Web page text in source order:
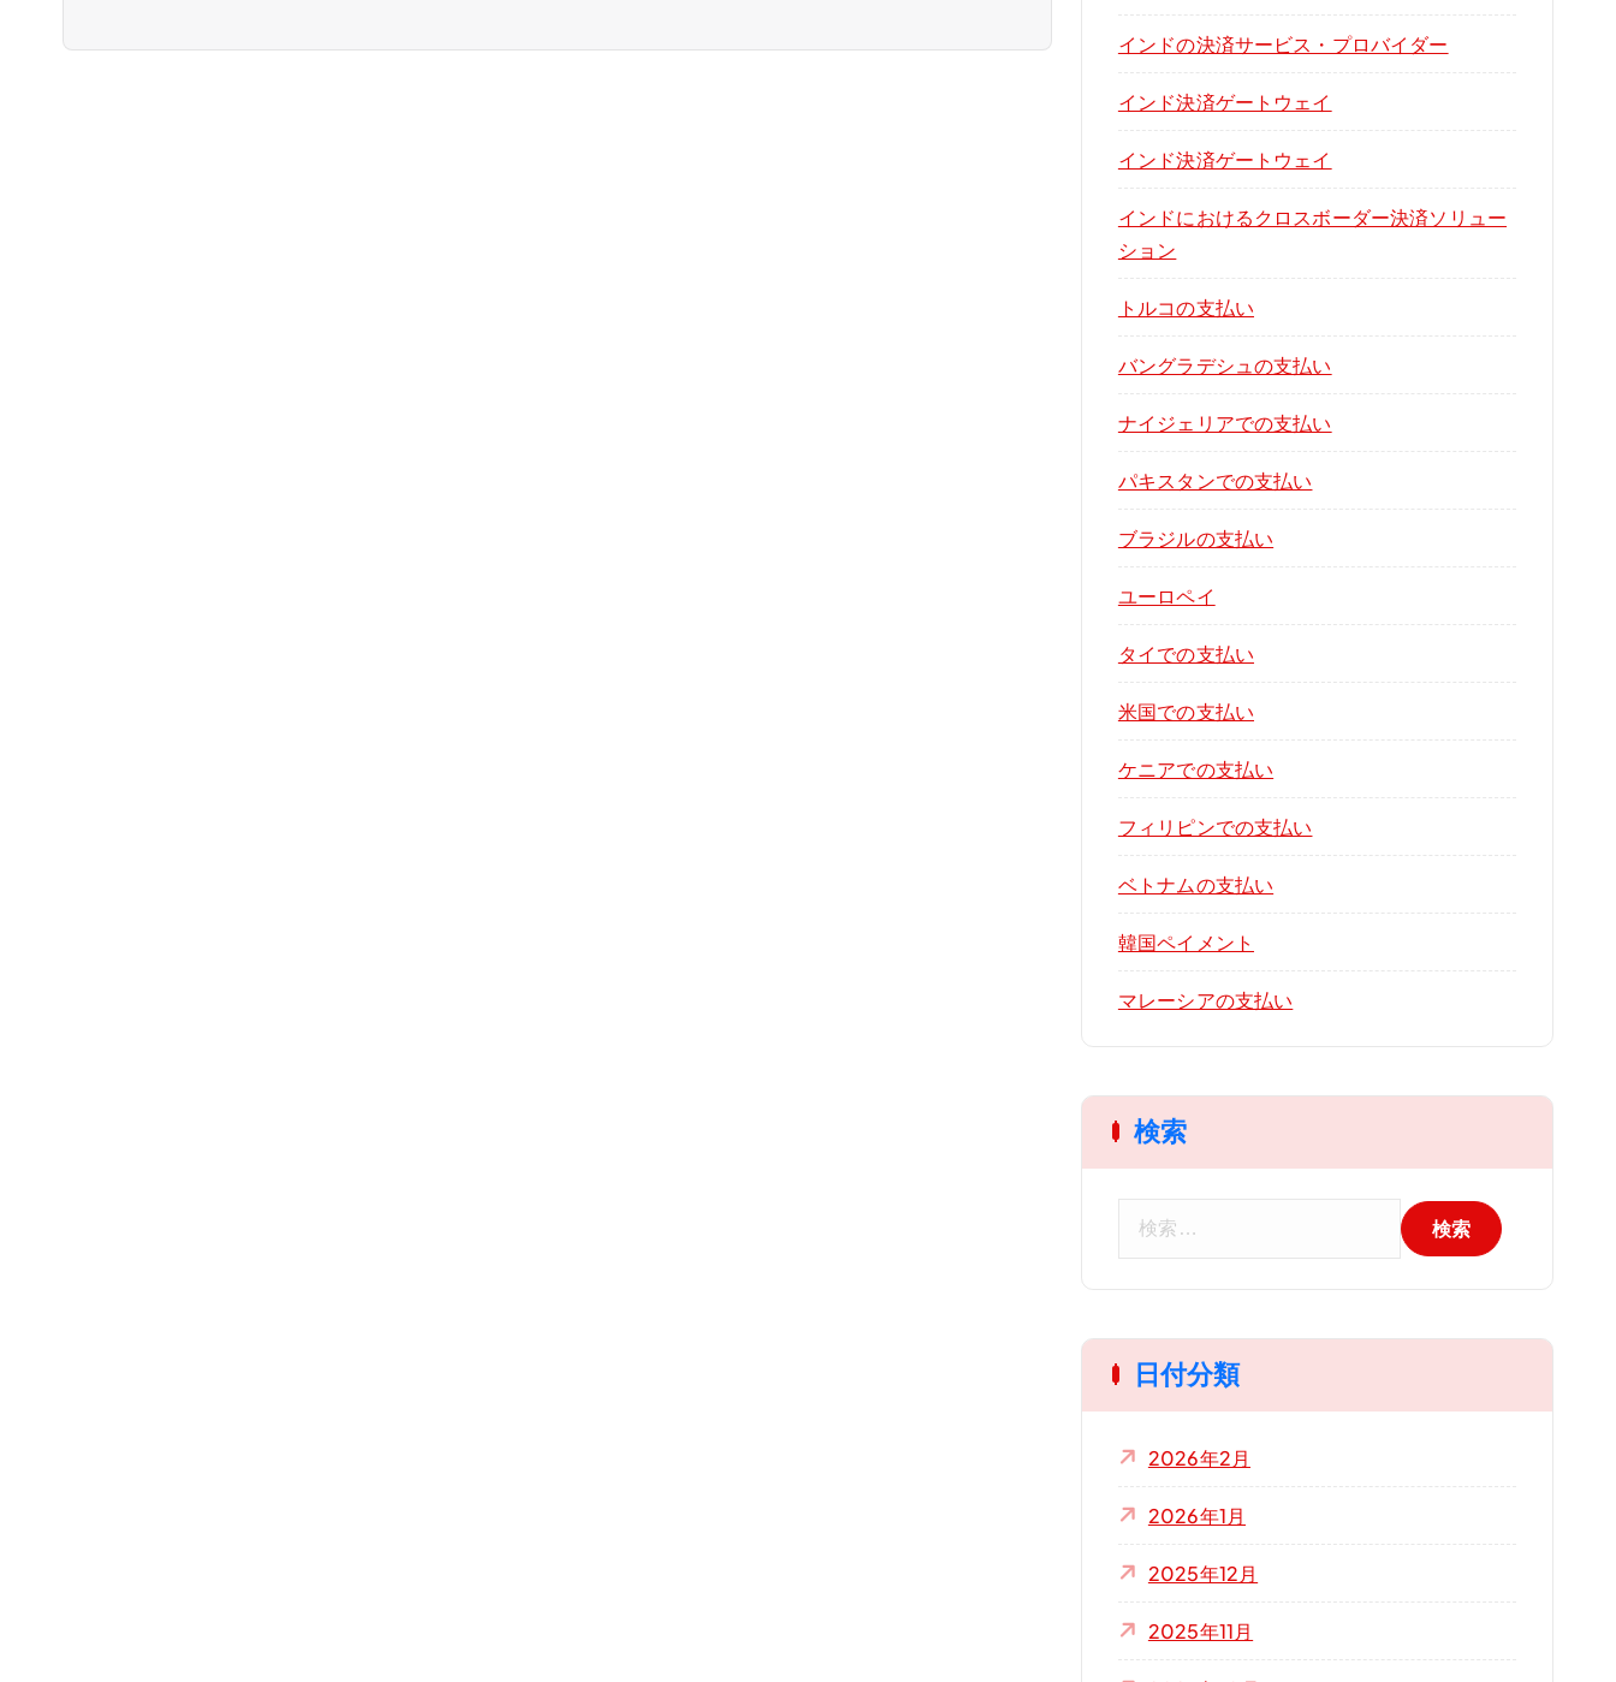
インドの決済サービス・プロバイダー
インド決済ゲートウェイ
インド決済ゲートウェイ
インドにおけるクロスボーダー決済ソリュー
ション
トルコの支払い
バングラデシュの支払い
ナイジェリアでの支払い
パキスタンでの支払い
ブラジルの支払い
ユーロペイ
タイでの支払い
米国での支払い
ケニアでの支払い
フィリピンでの支払い
ベトナムの支払い
韓国ペイメント
マレーシアの支払い
検索
日付分類
2026年2月
2026年1月
2025年12月
2025年11月